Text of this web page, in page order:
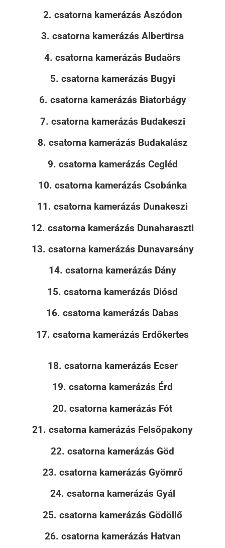
2. csatorna kamerázás Aszódon
3. csatorna kamerázás Albertirsa
4. csatorna kamerázás Budaörs
5. csatorna kamerázás Bugyi
6. csatorna kamerázás Biatorbágy
7. csatorna kamerázás Budakeszi
8. csatorna kamerázás Budakalász
9. csatorna kamerázás Cegléd
10. csatorna kamerázás Csobánka
11. csatorna kamerázás Dunakeszi
12. csatorna kamerázás Dunaharaszti
13. csatorna kamerázás Dunavarsány
14. csatorna kamerázás Dány
15. csatorna kamerázás Diósd
16. csatorna kamerázás Dabas
17. csatorna kamerázás Erdőkertes
18. csatorna kamerázás Ecser
19. csatorna kamerázás Érd
20. csatorna kamerázás Fót
21. csatorna kamerázás Felsőpakony
22. csatorna kamerázás Göd
23. csatorna kamerázás Gyömrő
24. csatorna kamerázás Gyál
25. csatorna kamerázás Gödöllő
26. csatorna kamerázás Hatvan